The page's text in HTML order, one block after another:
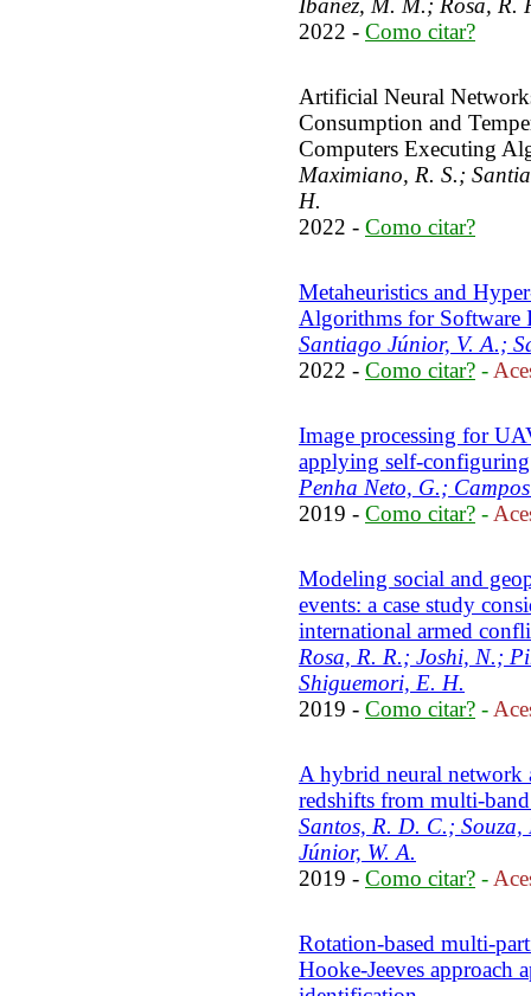
Ibañez, M. M.; Rosa, R.
2022 - Como citar?
Artificial Neural
Consumption and
Computers Executing
Maximiano, R. S.;
H.
2022 - Como citar?
Metaheuristics and
Algorithms for Software
Santiago Júnior, V. A.;
2022 - Como citar? -
Image processing for
applying self-
Penha Neto, G.;
2019 - Como citar? -
Modeling social and
events: a case study
international armed
Rosa, R. R.; Joshi, N.;
Shiguemori, E. H.
2019 - Como citar? -
A hybrid neural network
redshifts from multi-
Santos, R. D. C.;
Júnior, W. A.
2019 - Como citar? -
Rotation-based multi-
Hooke-Jeeves approach